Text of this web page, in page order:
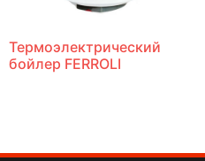
Термоэлектрический
бойлер FERROLI